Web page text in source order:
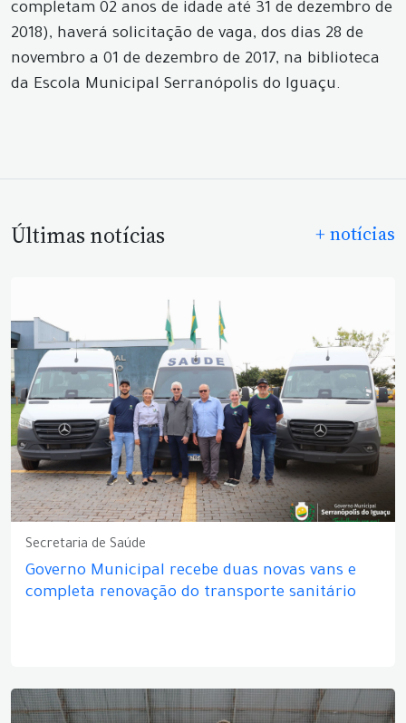
completam 02 anos de idade até 31 de dezembro de
2018), haverá solicitação de vaga, dos dias 28 de
novembro a 01 de dezembro de 2017, na biblioteca
da Escola Municipal Serranópolis do Iguaçu.
Últimas notícias + notícias
Secretaria de Saúde
Governo Municipal recebe duas novas vans e
completa renovação do transporte sanitário